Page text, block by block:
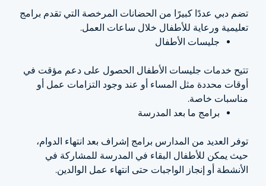
تضم دبي عددًا كبيرًا من الحضانات المرخصة التي تقدم برامج
تعليمية ورعاية للأطفال خلال ساعات العمل.
جليسات الأطفال
تتيح خدمات جليسات الأطفال الحصول على دعم مؤقت في
أوقات محددة مثل المساء أو عند وجود التزامات عمل أو
مناسبات خاصة.
برامج ما بعد المدرسة
توفر العديد من المدارس برامج إشراف بعد انتهاء الدوام،
حيث يمكن للأطفال البقاء في المدرسة للمشاركة في
الأنشطة أو إنجاز الواجبات حتى انتهاء عمل الوالدين.